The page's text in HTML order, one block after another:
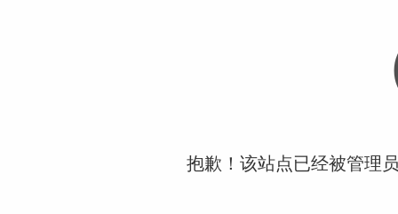
抱歉！该站点已经被管理